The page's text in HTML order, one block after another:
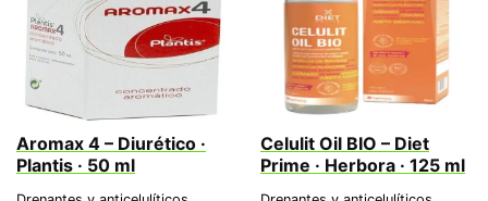
Aromax 4 – Diurético ·
Plantis · 50 ml
Celulit Oil BIO – Diet
Prime · Herbora · 125 ml